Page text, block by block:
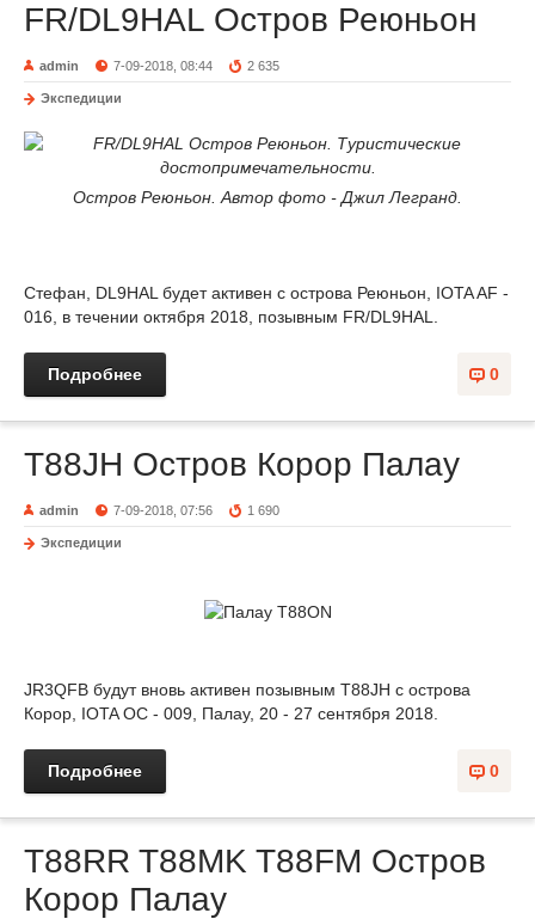
FR/DL9HAL Остров Реюньон
admin 7-09-2018, 08:44 2 635
Экспедиции
Остров Реюньон. Автор фото - Джил Легранд.
Стефан, DL9HAL будет активен с острова Реюньон, IOTA AF -
016, в течении октября 2018, позывным FR/DL9HAL.
0
Подробнее
T88JH Остров Корор Палау
admin 7-09-2018, 07:56 1 690
Экспедиции
JR3QFB будут вновь активен позывным T88JH с острова
Корор, IOTA OC - 009, Палау, 20 - 27 сентября 2018.
0
Подробнее
T88RR T88MK T88FM Остров
Корор Палау